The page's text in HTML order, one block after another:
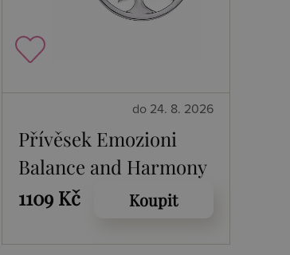
do 24. 8. 2026
Přívěsek Emozioni
Balance and Harmony
RG Coin EC479
1109 Kč Koupit